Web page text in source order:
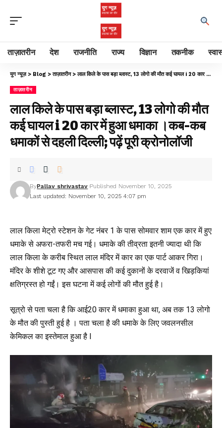
ताज़ातरीन देश राजनीति राज्य विज्ञान तकनीक
युग न्यूज़> Blog >ताज़ातरीन>लाल किले के पास बड़ा ब्लास्ट, 13 लोगो की मौत कई घायल i 20 कार में हुआ धमाका ।कब-कब धमाकों से दहली दिल्ली; पढ़ें पूरी क्रोनोलॉजी
ताज़ातरीन
लाल किले के पास बड़ा ब्लास्ट, 13 लोगो की मौत
कई घायल i 20 कार में हुआ धमाका ।कब-कब
धमाकों से दहली दिल्ली; पढ़ें पूरी क्रोनोलॉजी
Last updated: November 10, 2025 4:07 pm
ByPallav shrivastav Published November 10, 2025
लाल किला मेट्रो स्टेशन के गेट नंबर 1 के पास सोमवार शाम एक कार में हुए
धमाके से अफरा-तफरी मच गई। धमाके की तीव्रता इतनी ज्यादा थी कि
लाल किला के करीब स्थित लाल मंदिर में कार का एक पार्ट आकर गिरा।
मंदिर के शीशे टूट गए और आसपास की कई दुकानों के दरवाजें व खिड़कियां
क्षतिग्रस्त हो गईं। इस घटना में कई लोगों की मौत हुई है।
सूत्रो से पता चला है कि आई20 कार में धमाका हुआ था, अब तक 13 लोगो
के मौत की पुस्ती हुई है । पता चला है की धमाके के लिए जवलनसील
केमिकल का इस्तेमाल हुआ है l